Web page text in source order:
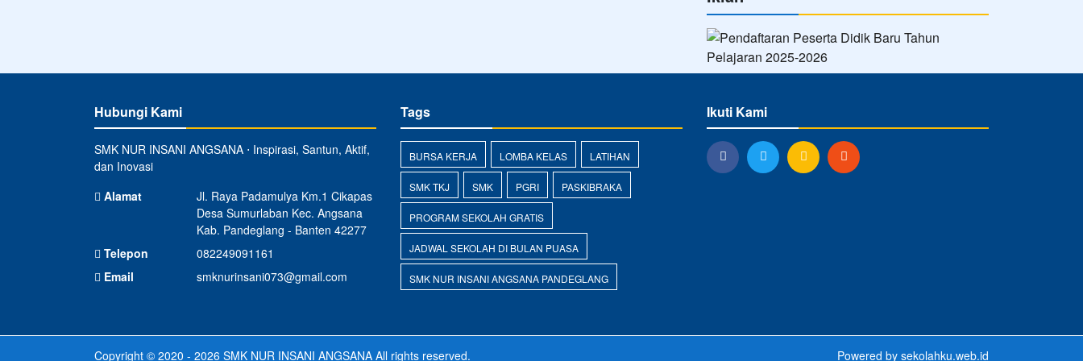
Hubungi Kami
SMK NUR INSANI ANGSANA ⋅ Inspirasi, Santun, Aktif,
dan Inovasi
Alamat
Jl. Raya Padamulya Km.1 Cikapas
Desa Sumurlaban Kec. Angsana
Kab. Pandeglang - Banten 42277
Telepon
082249091161
Email
smknurinsani073@gmail.com
Tags
BURSA KERJA LOMBA KELAS LATIHAN
SMK TKJ SMK PGRI PASKIBRAKA
PROGRAM SEKOLAH GRATIS
JADWAL SEKOLAH DI BULAN PUASA
SMK NUR INSANI ANGSANA PANDEGLANG
Ikuti Kami
Copyright © 2020 - 2026 SMK NUR INSANI ANGSANA All rights reserved. Powered by sekolahku.web.id